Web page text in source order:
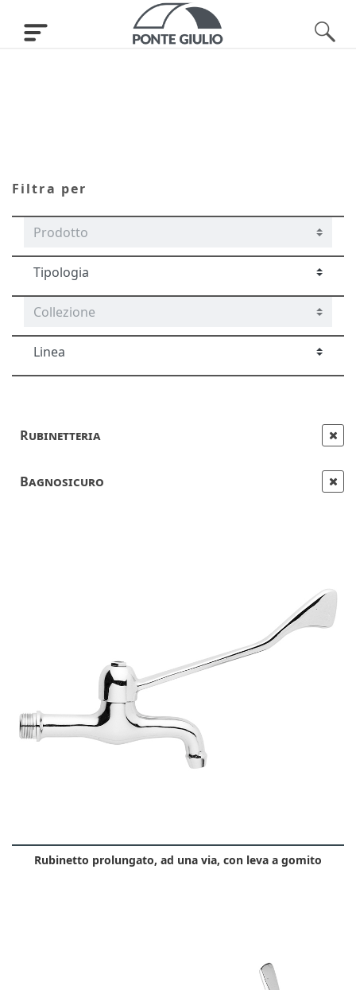
Filtra per
Rubinetteria
Bagnosicuro
Rubinetto prolungato, ad una via, con leva a gomito